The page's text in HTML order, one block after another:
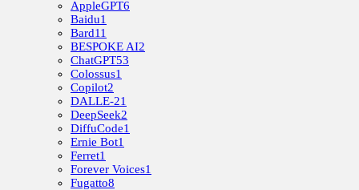
AppleGPT6
Baidu1
Bard11
BESPOKE AI2
ChatGPT53
Colossus1
Copilot2
DALLE-21
DeepSeek2
DiffuCode1
Ernie Bot1
Ferret1
Forever Voices1
Fugatto8